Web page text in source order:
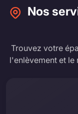
Nos
Trouvez votre
l'enlèvement et le